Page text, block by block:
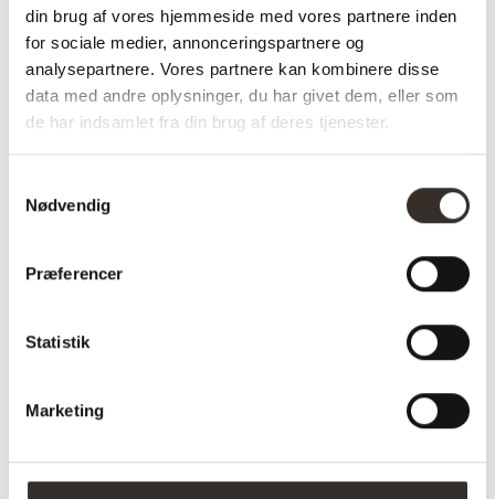
din brug af vores hjemmeside med vores partnere inden
for sociale medier, annonceringspartnere og
analysepartnere. Vores partnere kan kombinere disse
data med andre oplysninger, du har givet dem, eller som
de har indsamlet fra din brug af deres tjenester.
Nødvendig
Præferencer
Statistik
Marketing